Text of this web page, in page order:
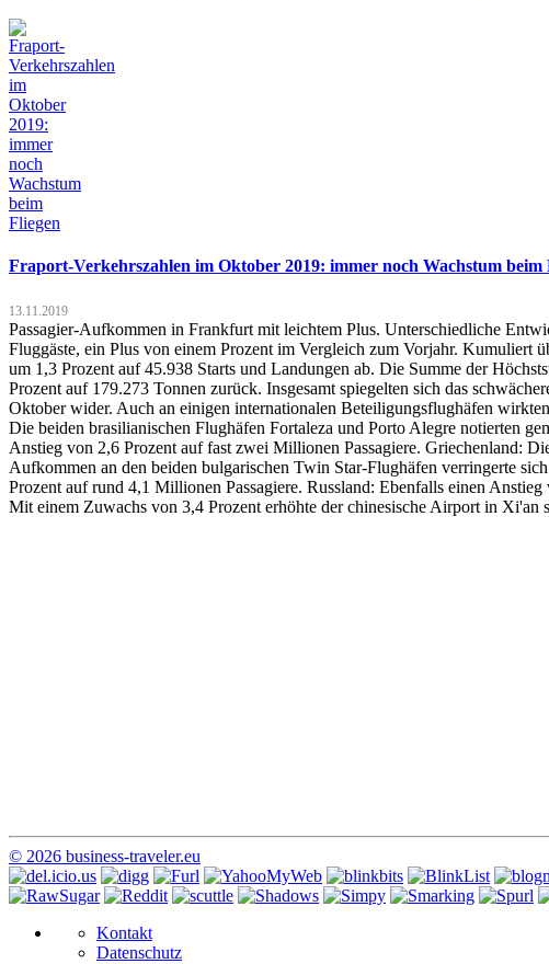
Fraport-Verkehrszahlen im Oktober 2019: immer noch Wachstum beim
13.11.2019
Passagier-Aufkommen in Frankfurt mit leichtem Plus. Unterschiedliche
Fluggäste, ein Plus von einem Prozent im Vergleich zum Vorjahr. Kumuliert
um 1,3 Prozent auf 45.938 Starts und Landungen ab. Die Summe der
Prozent auf 179.273 Tonnen zurück. Insgesamt spiegelten sich das
Oktober wider. Auch an einigen internationalen Beteiligungsflughäfen
Die beiden brasilianischen Flughäfen Fortaleza und Porto Alegre notierten
Anstieg von 2,6 Prozent auf fast zwei Millionen Passagiere. Griechenland:
Aufkommen an den beiden bulgarischen Twin Star-Flughäfen verringerte
Prozent auf rund 4,1 Millionen Passagiere. Russland: Ebenfalls einen
Mit einem Zuwachs von 3,4 Prozent erhöhte der chinesische Airport in Xi'an
© 2026 business-traveler.eu
Kontakt
Datenschutz